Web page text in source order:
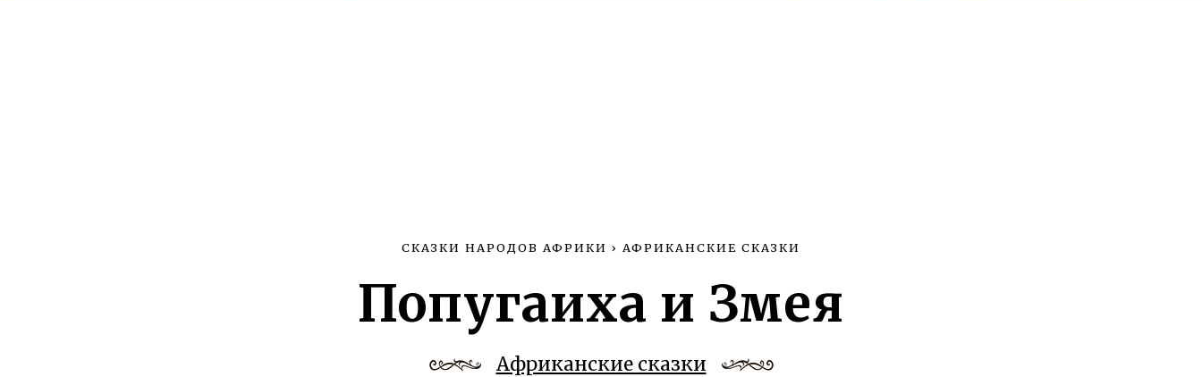
СКАЗКИ НАРОДОВ АФРИКИ › АФРИКАНСКИЕ СКАЗКИ
Попугаиха и Змея
Африканские сказки